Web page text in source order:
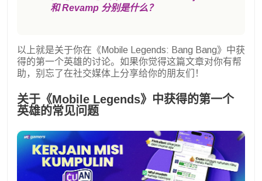
和 Revamp 分别是什么？
以上就是关于你在《Mobile Legends: Bang Bang》中获
得的第一个英雄的讨论。如果你觉得这篇文章对你有帮
助，别忘了在社交媒体上分享给你的朋友们！
关于《Mobile Legends》中获得的第一个
英雄的常见问题